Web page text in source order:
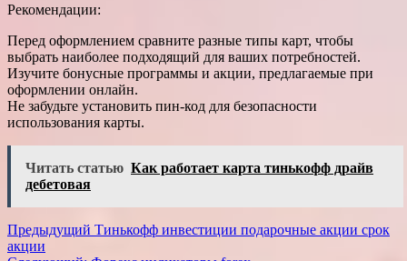
Рекомендации:
Перед оформлением сравните разные типы карт, чтобы
выбрать наиболее подходящий для ваших потребностей.
Изучите бонусные программы и акции, предлагаемые при
оформлении онлайн.
Не забудьте установить пин-код для безопасности
использования карты.
Читать статью Как работает карта тинькофф драйв
дебетовая
Навигация
Предыдущий Тинькофф инвестиции подарочные акции срок
акции